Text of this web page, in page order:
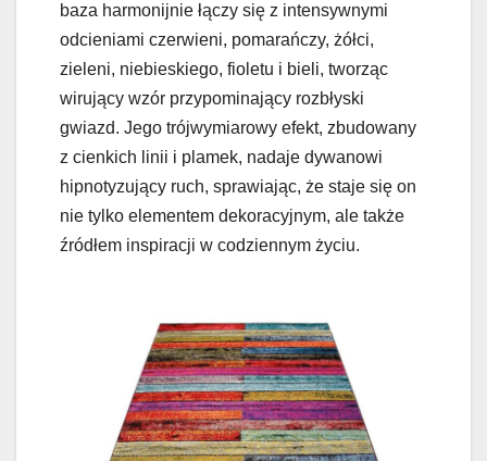
baza harmonijnie łączy się z intensywnymi
odcieniami czerwieni, pomarańczy, żółci,
zieleni, niebieskiego, fioletu i bieli, tworząc
wirujący wzór przypominający rozbłyski
gwiazd. Jego trójwymiarowy efekt, zbudowany
z cienkich linii i plamek, nadaje dywanowi
hipnotyzujący ruch, sprawiając, że staje się on
nie tylko elementem dekoracyjnym, ale także
źródłem inspiracji w codziennym życiu.